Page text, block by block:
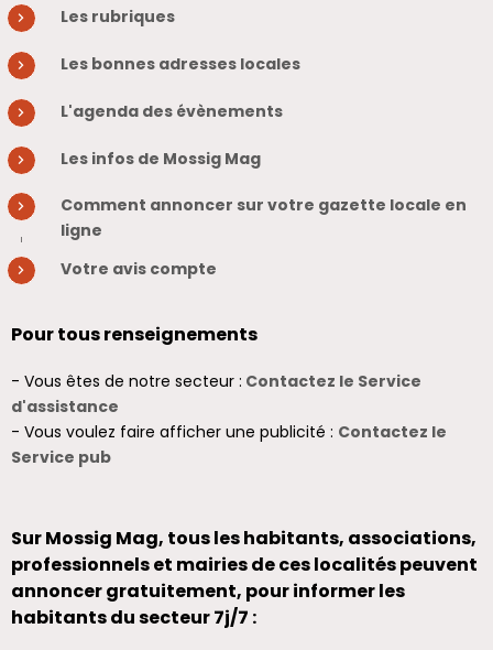
Les rubriques
Les bonnes adresses locales
L'agenda des évènements
Les infos de Mossig Mag
Comment annoncer sur votre gazette locale en
ligne
Votre avis compte
Pour tous renseignements
- Vous êtes de notre secteur : Contactez le Service
d'assistance
- Vous voulez faire afficher une publicité : Contactez le
Service pub
Sur Mossig Mag, tous les habitants, associations,
professionnels et mairies de ces localités peuvent
annoncer gratuitement, pour informer les
habitants du secteur 7j/7 :